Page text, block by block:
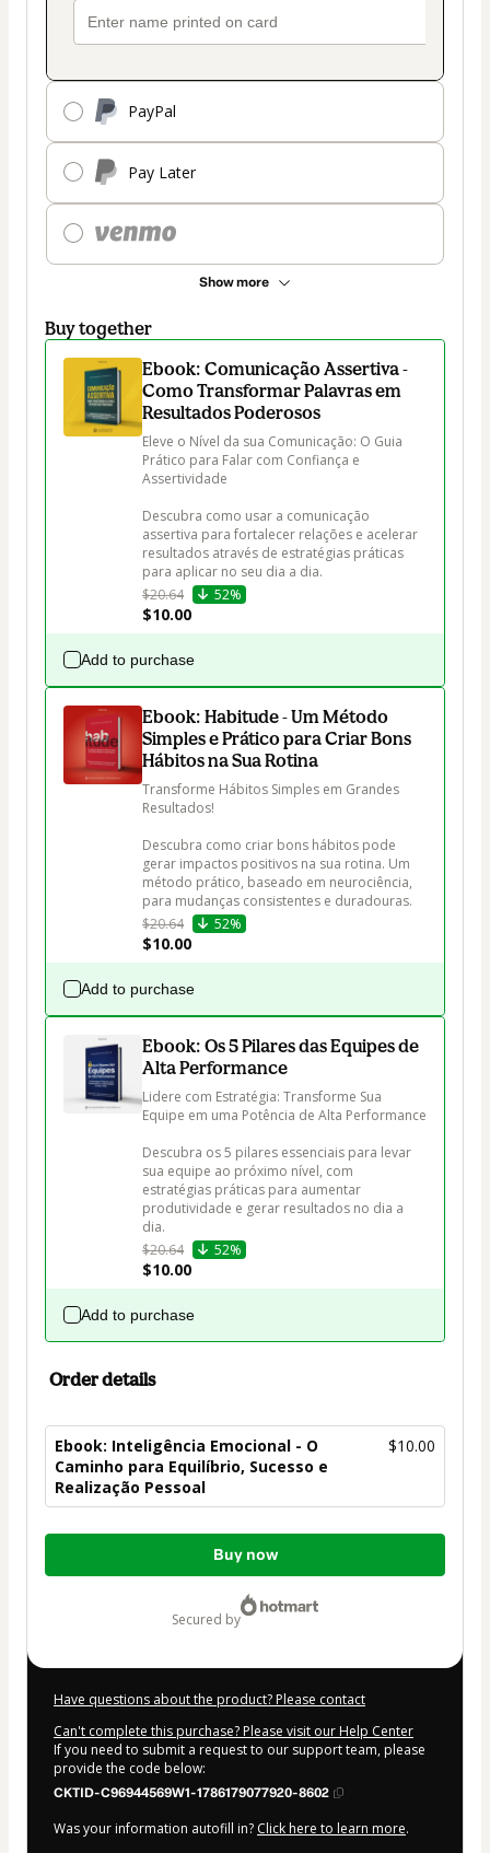
PayPal
Pay Later
Show more
Buy together
Ebook: Comunicação Assertiva -
Como Transformar Palavras em
Resultados Poderosos
Eleve o Nível da sua Comunicação: O Guia
Prático para Falar com Confiança e
Assertividade
Descubra como usar a comunicação
assertiva para fortalecer relações e acelerar
resultados através de estratégias práticas
para aplicar no seu dia a dia.
$20.64
52%
$10.00
Add to purchase
Ebook: Habitude - Um Método
Simples e Prático para Criar Bons
Hábitos na Sua Rotina
Transforme Hábitos Simples em Grandes
Resultados!
Descubra como criar bons hábitos pode
gerar impactos positivos na sua rotina. Um
método prático, baseado em neurociência,
para mudanças consistentes e duradouras.
$20.64
52%
$10.00
Add to purchase
Ebook: Os 5 Pilares das Equipes de
Alta Performance
Lidere com Estratégia: Transforme Sua
Equipe em uma Potência de Alta Performance
Descubra os 5 pilares essenciais para levar
sua equipe ao próximo nível, com
estratégias práticas para aumentar
produtividade e gerar resultados no dia a
dia.
$20.64
52%
$10.00
Add to purchase
Order details
Ebook: Inteligência Emocional - O
Caminho para Equilíbrio, Sucesso e
Realização Pessoal
$10.00
Total
Buy now
secured by
Have questions about the product? Please contact
Can't complete this purchase? Please visit our Help Center
If you need to submit a request to our support team, please
provide the code below:
CKTID-C96944569W1-1786179077920-8602
Was your information autofill in? Click here to learn more.